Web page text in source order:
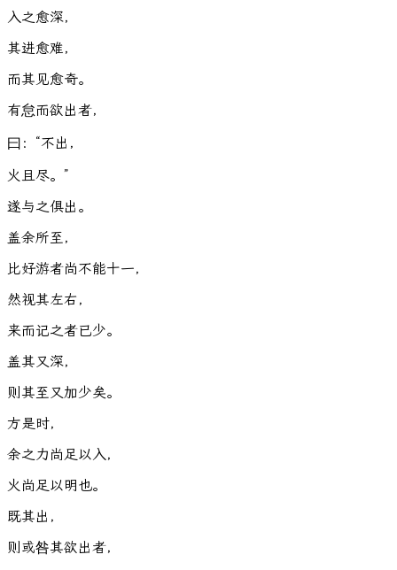
入之愈深，
其进愈难，
而其见愈奇。
有怠而欲 出者，
曰 ： “不出 ，
火且尽。 ”
遂与之俱出 。
盖余所至，
比好游者尚不能十一，
然视其左右，
来而记之者已少。
盖其又深，
则其至又加少矣。
方是时，
余之力 尚足以入，
火 尚足以明也。
既其出 ，
则或咎其欲 出者，